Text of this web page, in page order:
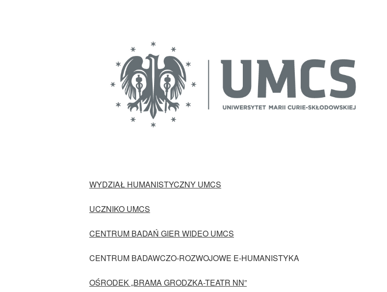
WYDZIAŁ HUMANISTYCZNY UMCS
UCZNIKO UMCS
CENTRUM BADAŃ GIER WIDEO UMCS
CENTRUM BADAWCZO-ROZWOJOWE E-HUMANISTYKA
OŚRODEK „BRAMA GRODZKA-TEATR NN”